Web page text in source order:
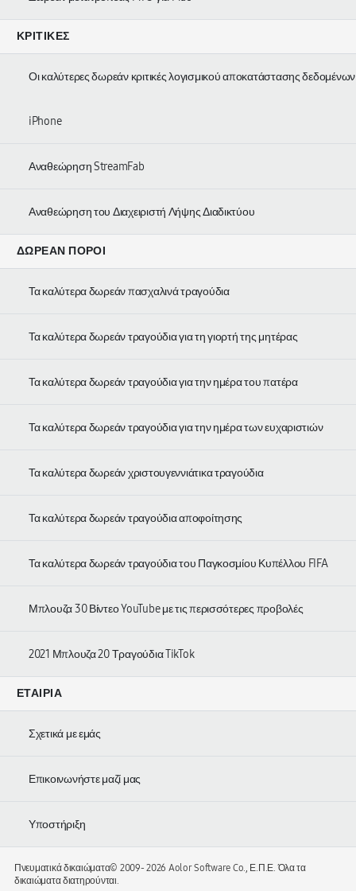
ΚΡΙΤΙΚΈΣ
Οι καλύτερες δωρεάν κριτικές λογισμικού αποκατάστασης δεδομένων
iPhone
Αναθεώρηση StreamFab
Αναθεώρηση του Διαχειριστή Λήψης Διαδικτύου
ΔΩΡΕΆΝ ΠΌΡΟΙ
Τα καλύτερα δωρεάν πασχαλινά τραγούδια
Τα καλύτερα δωρεάν τραγούδια για τη γιορτή της μητέρας
Τα καλύτερα δωρεάν τραγούδια για την ημέρα του πατέρα
Τα καλύτερα δωρεάν τραγούδια για την ημέρα των ευχαριστιών
Τα καλύτερα δωρεάν χριστουγεννιάτικα τραγούδια
Τα καλύτερα δωρεάν τραγούδια αποφοίτησης
Τα καλύτερα δωρεάν τραγούδια του Παγκοσμίου Κυπέλλου FIFA
Μπλουζα 30 Βίντεο YouTube με τις περισσότερες προβολές
2021 Μπλουζα 20 Τραγούδια TikTok
ΕΤΑΙΡΊΑ
Σχετικά με εμάς
Επικοινωνήστε μαζί μας
Υποστήριξη
Πνευματικά δικαιώματα© 2009-2026 Aolor Software Co., Ε.Π.Ε. Όλα τα
δικαιώματα διατηρούνται.